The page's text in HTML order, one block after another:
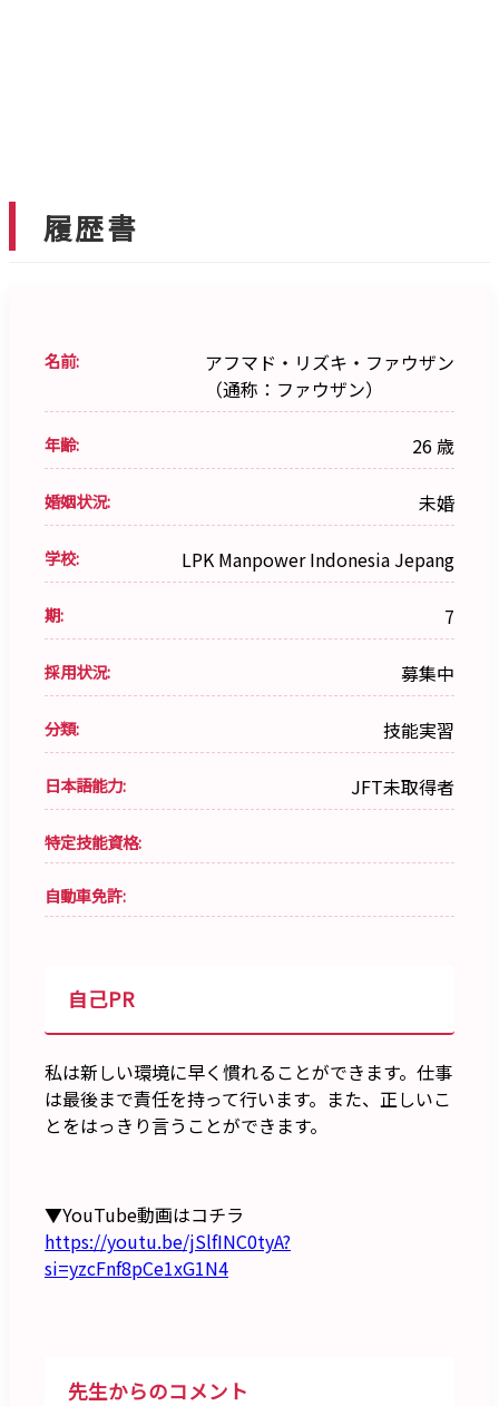
履歴書
名前:
アフマド・リズキ・ファウザン
（通称：ファウザン）
年齢: 26 歳
婚姻状況: 未婚
学校: LPK Manpower Indonesia Jepang
期: 7
採用状況: 募集中
分類: 技能実習
日本語能力: JFT未取得者
特定技能資格:
自動車免許:
自己PR
私は新しい環境に早く慣れることができます。仕事
は最後まで責任を持って行います。また、正しいこ
とをはっきり言うことができます。
▼YouTube動画はコチラ
https://youtu.be/jSlfINC0tyA?
si=yzcFnf8pCe1xG1N4
先生からのコメント